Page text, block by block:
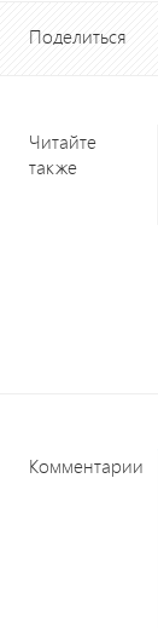
Поделиться
Читайте
также
Комментарии